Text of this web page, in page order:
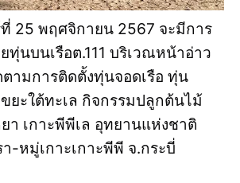
25 พฤศจิกายน 2567 จะมีการ
ทุ่นบนเรือต.111 บริเวณหน้าอ่าว
ามการติดตั้งทุ่นจอดเรือ ทุ่น
ยะใต้ทะเล กิจกรรมปลูกต้นไม้
า เกาะพีพีเล อุทยานแห่งชาติ
-หมู่เกาะเกาะพีพี จ.กระบี่